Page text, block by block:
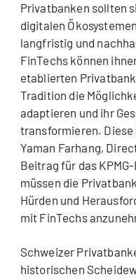
Privatbanken sollten
digitalen
langfristig und
FinTechs können
etablierten
Tradition die
adaptieren und ihr
transformieren.
Yaman Farhang,
Beitrag für das
müssen die
Hürden und
mit FinTechs
Schweizer
historischen